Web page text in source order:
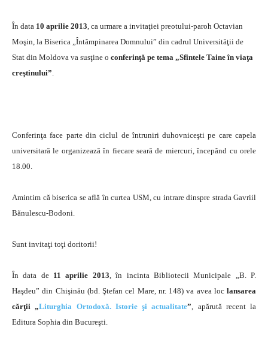
În data 10 aprilie 2013, ca urmare a invitaţiei preotului-paroh Octavian
Moşin, la Biserica „Întâmpinarea Domnului” din cadrul Universităţii de
Stat din Moldova va susţine o conferinţă pe tema „Sfintele Taine în viaţa
creştinului”.
Conferinţa face parte din ciclul de întruniri duhovniceşti pe care capela
universitară le organizează în fiecare seară de miercuri, începând cu orele
18.00.
Amintim că biserica se află în curtea USM, cu intrare dinspre strada Gavriil
Bănulescu-Bodoni.
Sunt invitaţi toţi doritorii!
În data de 11 aprilie 2013, în incinta Bibliotecii Municipale „B. P.
Haşdeu” din Chişinău (bd. Ştefan cel Mare, nr. 148) va avea loc lansarea
cărţii „Liturghia Ortodoxă. Istorie şi actualitate”, apărută recent la
Editura Sophia din Bucureşti.